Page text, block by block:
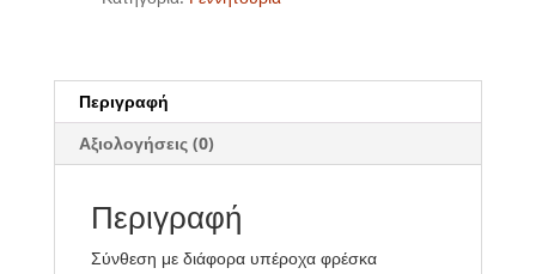
Περιγραφή
Αξιολογήσεις (0)
Περιγραφή
Σύνθεση με διάφορα υπέροχα φρέσκα